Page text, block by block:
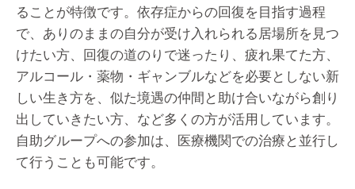
ることが特徴です。依存症からの回復を目指す過程
で、ありのままの自分が受け入れられる居場所を見つ
けたい方、回復の道のりで迷ったり、疲れ果てた方、
アルコール・薬物・ギャンブルなどを必要としない新
しい生き方を、似た境遇の仲間と助け合いながら創り
出していきたい方、など多くの方が活用しています。
自助グループへの参加は、医療機関での治療と並行し
て行うことも可能です。